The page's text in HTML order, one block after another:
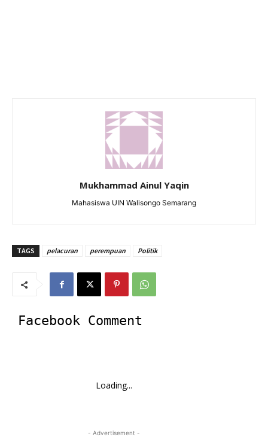
Mukhammad Ainul Yaqin
Mahasiswa UIN Walisongo Semarang
TAGS pelacuran perempuan Politik
Facebook Comment
Loading...
- Advertisement -